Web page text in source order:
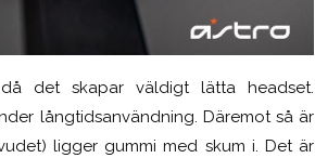
det skapar väldigt lätta headset.
långtidsanvändning. Däremot så är
ligger gummi med skum i. Det är